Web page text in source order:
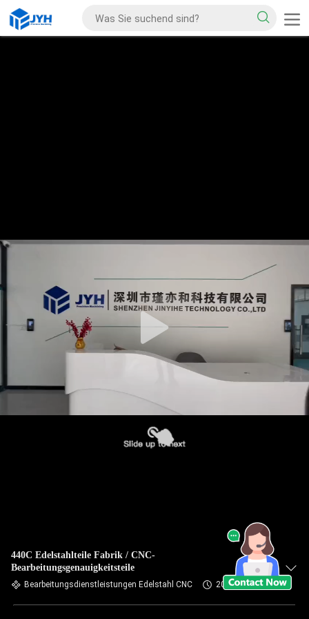
440C Edelstahlteile Fabrik / CNC-
Bearbeitungsgenauigkeitsteile
Bearbeitungsdienstleistungen Edelstahl CNC 2024-06-03